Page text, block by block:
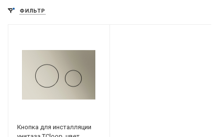
ФИЛЬТР
Кнопка для инсталляции